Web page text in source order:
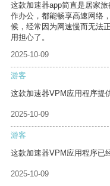
这款加速器app简直是居家
作办公，都能畅享高速网络
候，经常因为网速慢而无法
用担心了。
2025-10-09
游客
这款加速器VPM应用程序提
2025-10-09
游客
这款加速器VPM应用程序已
2025-10-09